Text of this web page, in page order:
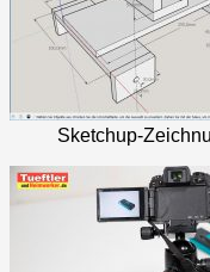
Sketchup-